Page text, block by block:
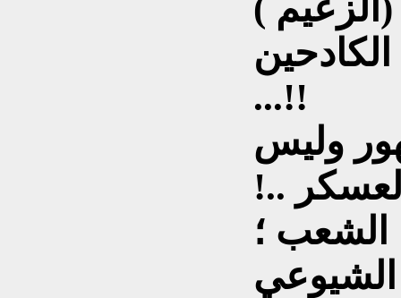
...!!
وليس
..!
الشعب ؛
الشيوعي